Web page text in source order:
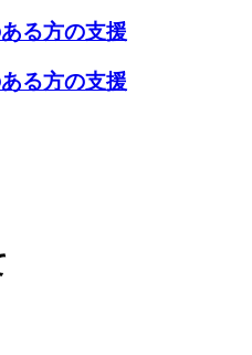
る方の支援
る方の支援